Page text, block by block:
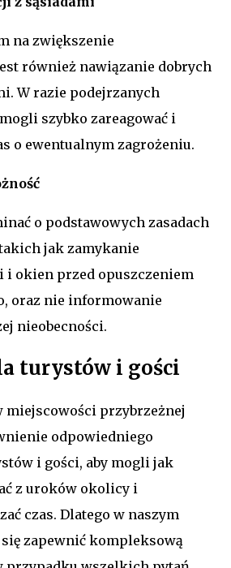
na zwiększenie
również nawiązanie dobrych
W razie podejrzanych
szybko zareagować i
o ewentualnym zagrożeniu.
o podstawowych zasadach
jak zamykanie
okien przed opuszczeniem
oraz nie informowanie
nieobecności.
turystów i gości
miejscowości przybrzeżnej
odpowiedniego
i gości, aby mogli jak
z uroków okolicy i
czas. Dlatego w naszym
zapewnić kompleksową